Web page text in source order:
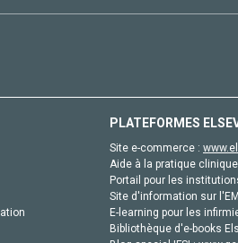
PLATEFORMES
Site e-commerce :
Aide à la pratique
Portail pour les
Site d'information sur
E-learning pour les
Bibliothèque d'e-books